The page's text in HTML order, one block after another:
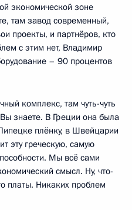
экономической зоне
там завод современный,
проекты, и партнёров, кто
с этим нет, Владимир
– 90 процентов
комплекс, там чуть-чуть
знаете. В Греции она была
плёнку, в Швейцарии
эту греческую, самую
Мы всё сами
смысл. Ну, что-
платы. Никаких проблем